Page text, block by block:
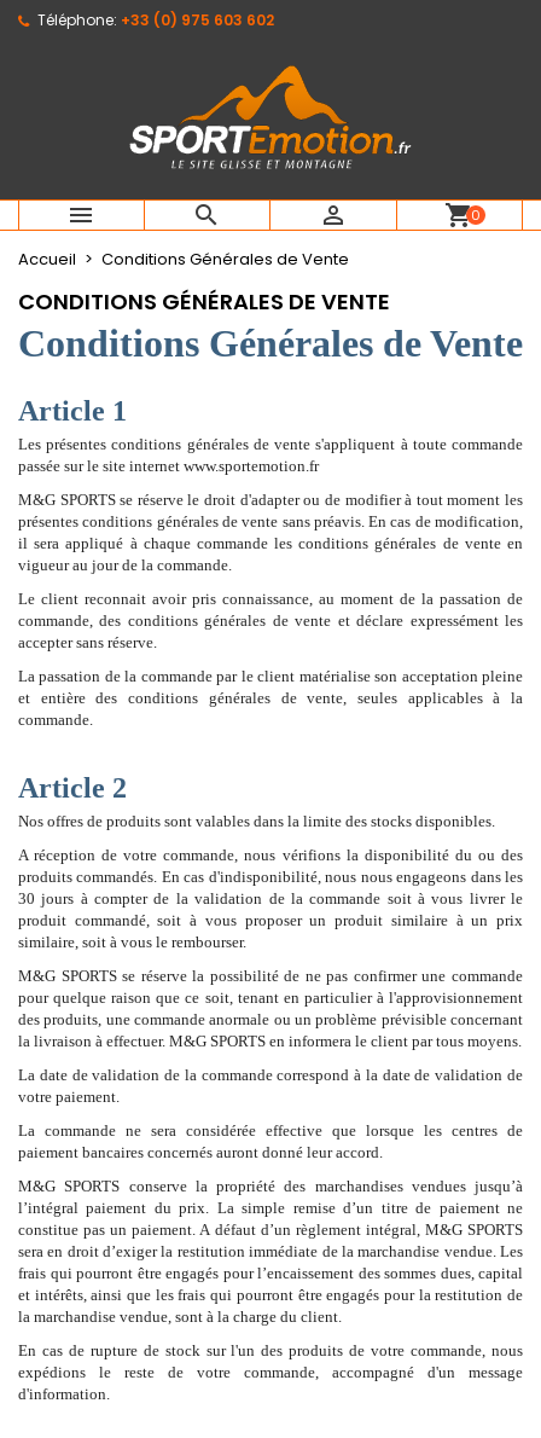
Téléphone: +33 (0) 975 603 602
   shopping_cart0
Accueil Conditions Générales de Vente
CONDITIONS GÉNÉRALES DE VENTE
Conditions Générales de Vente
Article 1
Les présentes conditions générales de vente s'appliquent à toute commande
passée sur le site internet www.sportemotion.fr
M&G SPORTS se réserve le droit d'adapter ou de modifier à tout moment les
présentes conditions générales de vente sans préavis. En cas de modification,
il sera appliqué à chaque commande les conditions générales de vente en
vigueur au jour de la commande.
Le client reconnait avoir pris connaissance, au moment de la passation de
commande, des conditions générales de vente et déclare expressément les
accepter sans réserve.
La passation de la commande par le client matérialise son acceptation pleine
et entière des conditions générales de vente, seules applicables à la
commande.
Article 2
Nos offres de produits sont valables dans la limite des stocks disponibles.
A réception de votre commande, nous vérifions la disponibilité du ou des
produits commandés. En cas d'indisponibilité, nous nous engageons dans les
30 jours à compter de la validation de la commande soit à vous livrer le
produit commandé, soit à vous proposer un produit similaire à un prix
similaire, soit à vous le rembourser.
M&G SPORTS se réserve la possibilité de ne pas confirmer une commande
pour quelque raison que ce soit, tenant en particulier à l'approvisionnement
des produits, une commande anormale ou un problème prévisible concernant
la livraison à effectuer. M&G SPORTS en informera le client par tous moyens.
La date de validation de la commande correspond à la date de validation de
votre paiement.
La commande ne sera considérée effective que lorsque les centres de
paiement bancaires concernés auront donné leur accord.
M&G SPORTS conserve la propriété des marchandises vendues jusqu’à
l’intégral paiement du prix. La simple remise d’un titre de paiement ne
constitue pas un paiement. A défaut d’un règlement intégral, M&G SPORTS
sera en droit d’exiger la restitution immédiate de la marchandise vendue. Les
frais qui pourront être engagés pour l’encaissement des sommes dues, capital
et intérêts, ainsi que les frais qui pourront être engagés pour la restitution de
la marchandise vendue, sont à la charge du client.
En cas de rupture de stock sur l'un des produits de votre commande, nous
expédions le reste de votre commande, accompagné d'un message
d'information.
Créer une nouvelle liste
((confirmMessage))
Nom de la liste d'envies
Annuler Créer une liste d'envies
Vous devez être connecté pour ajouter des produits
à votre liste d'envies.
Annuler Connexion